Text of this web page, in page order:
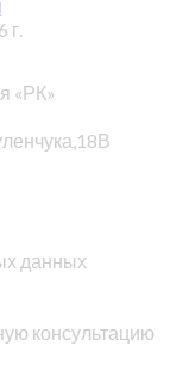
«РК»
данных
консультацию